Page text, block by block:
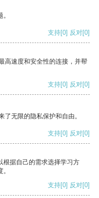
支持[0] 反对[0]
高速度和安全性的连接，并帮
支持[0] 反对[0]
无限的隐私保护和自由。
支持[0] 反对[0]
根据自己的需求选择学习方
支持[0] 反对[0]